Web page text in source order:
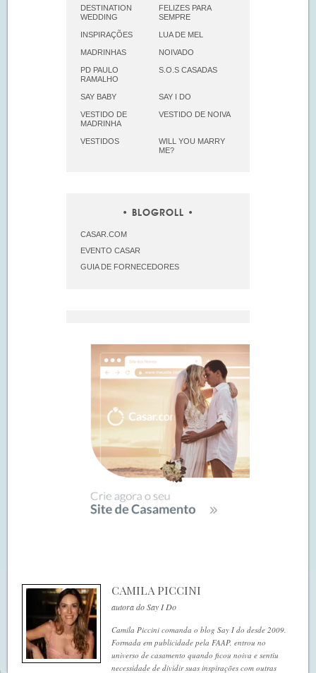
DESTINATION
WEDDING
FELIZES PARA
SEMPRE
INSPIRAÇÕES LUA DE MEL
MADRINHAS NOIVADO
PD PAULO
RAMALHO
S.O.S CASADAS
SAY BABY SAY I DO
VESTIDO DE
MADRINHA
VESTIDO DE NOIVA
VESTIDOS
WILL YOU MARRY
ME?
BLOGROLL
CASAR.COM
EVENTO CASAR
GUIA DE FORNECEDORES
CAMILA PICCINI
autora do Say I Do
Camila Piccini comanda o blog Say I do desde 2009.
Formada em publicidade pela FAAP, entrou no
universo de casamento quando ficou noiva e sentiu
necessidade de dividir suas inspirações com outras